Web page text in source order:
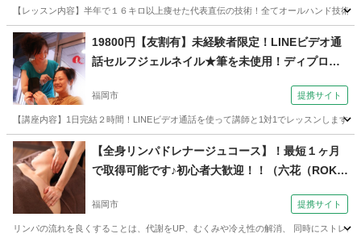
【レッスン内容】半年で１６キロ以上痩せた代表直伝の技術！全てオールハンド技
福岡 福岡市 エステ
19800円【友割有】未経験者限定！LINEビデオ通
話セルフジェルネイル★筆を未使用！ディプロマ
校）
福岡市 提携サイト
【講座内容】1日完結２時間！LINEビデオ通話を使って講師と1対1でレッスンしま
福岡 福岡市 ネイル
【全身リンパドレナージュコース】！最短１ヶ月
で取得可能です♪初心者大歓迎！！（六花（ROKK
福岡市 提携サイト
リンパの流れを良くすることは、代謝をUP、むくみや冷え性の解消、 同時にストレ